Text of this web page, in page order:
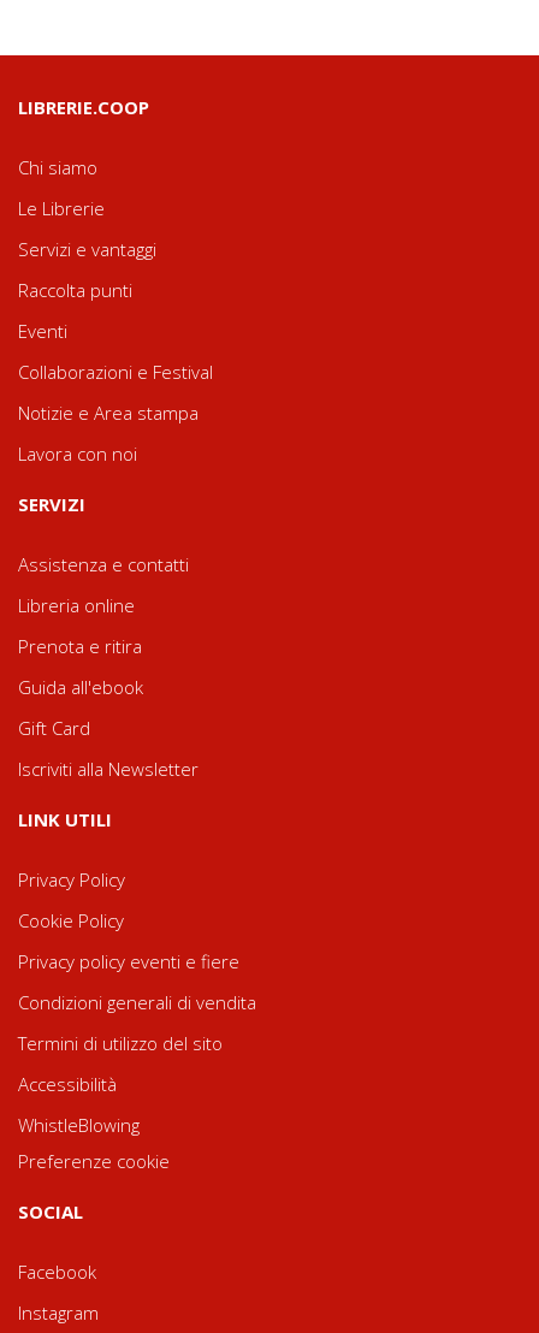
LIBRERIE.COOP
Chi siamo
Le Librerie
Servizi e vantaggi
Raccolta punti
Eventi
Collaborazioni e Festival
Notizie e Area stampa
Lavora con noi
SERVIZI
Assistenza e contatti
Libreria online
Prenota e ritira
Guida all'ebook
Gift Card
Iscriviti alla Newsletter
LINK UTILI
Privacy Policy
Cookie Policy
Privacy policy eventi e fiere
Condizioni generali di vendita
Termini di utilizzo del sito
Accessibilità
WhistleBlowing
Preferenze cookie
SOCIAL
Facebook
Instagram